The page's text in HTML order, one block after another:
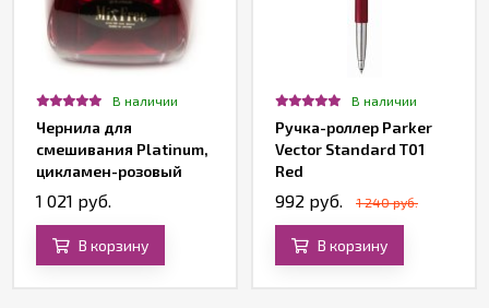
В наличии
Чернила для
смешивания Platinum,
цикламен-розовый
1 021 руб.
В корзину
В наличии
Ручка-роллер Parker
Vector Standard T01
Red
992 руб. 1 240 руб.
В корзину